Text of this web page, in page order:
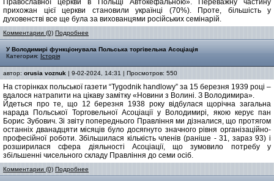
Православної церкви в Польщі Автокефальною». Переважну частину
прихожан цієї церкви становили українці (70%). Проте, більшість у
духовенстві все ще була за вихованцями російських семінарій.
Комментарии (0) Подробнее
У Володимирі функціонувала Польська торгівельна Асоціація
Категория: Історія
автор: orusia voznuk | 9-02-2024, 14:31 | Просмотров: 550
На сторінках польської газети “Tygodnik handlowy” за 15 березня 1939 році –
вдалося натрапити на цікаву замітку «Новини з Волині. З Володимира».
Йдеться про те, що 12 березня 1938 року відбулася щорічна загальна
нарада Польської Торговельної Асоціації у Володимирі, якою керує пан
Борис Зубович. Зі звіту попереднього Правління ми дізналися, що протягом
останніх дванадцяти місяців було досягнуто значного рівня організаційно-
професійної роботи. Збільшилася кількість членів (раніше - 31, зараз 93) і
розширилася сфера діяльності Асоціації, що зумовило потребу у
збільшенні чисельного складу Правління до семи осіб.
Комментарии (0) Подробнее